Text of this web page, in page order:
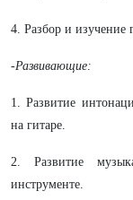
4. Разбор и изучение
-Развивающие:
1. Развитие
на гитаре.
2. Развитие
инструменте.